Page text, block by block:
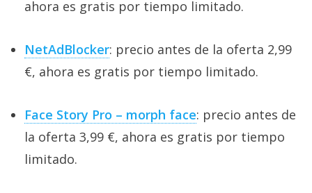
ahora es gratis por tiempo limitado.
NetAdBlocker: precio antes de la oferta 2,99
€, ahora es gratis por tiempo limitado.
Face Story Pro – morph face: precio antes de
la oferta 3,99 €, ahora es gratis por tiempo
limitado.